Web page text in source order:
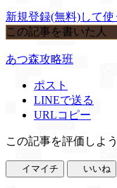
新規登録(無料)して使
この記事を書いた人
あつ森攻略班
ポスト
LINEで送る
URLコピー
この記事を評価しよう
イマイチ いいね